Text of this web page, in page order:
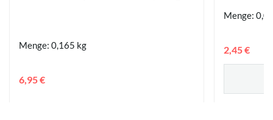
Menge: 0,165 kg
6,95 €
Menge:
2,45 €